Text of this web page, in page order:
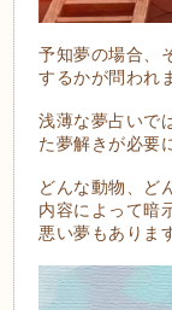
予知夢の場合、
するかが問われ
浅薄な夢占いで
た夢解きが必要
どんな動物、ど
内容によって暗
悪い夢もありま